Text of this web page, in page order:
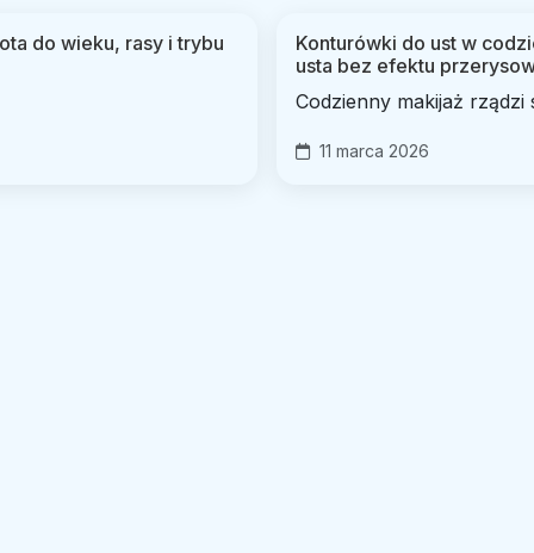
do wieku, rasy i trybu
Konturówki do ust w
usta bez efektu
Codzienny makijaż rządzi
11 marca 2026